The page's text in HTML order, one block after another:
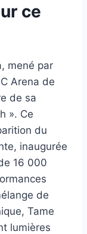
ce
mené par
Arena de
de sa
». Ce
du
inaugurée
16 000
de
Tame
lumières